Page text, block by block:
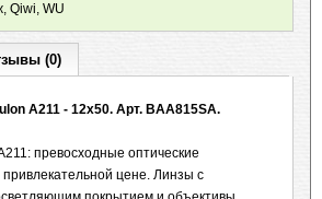
Qiwi, WU
(0)
A211 - 12x50. Арт. BAA815SA.
превосходные оптические
привлекательной цене. Линзы с